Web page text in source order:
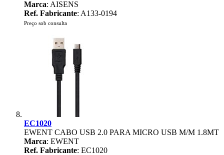
Marca: AISENS
Ref. Fabricante: A133-0194
Preço sob consulta
EC1020
EWENT CABO USB 2.0 PARA MICRO USB M/M 1.8MT
Marca: EWENT
Ref. Fabricante: EC1020